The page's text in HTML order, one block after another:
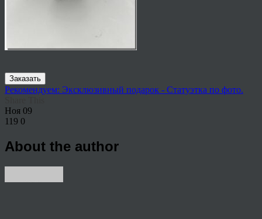
Заказать
Рекомендуем: Эксклюзивный подарок - Статуэтка по фото.
Ноя 09
119 0
About the author